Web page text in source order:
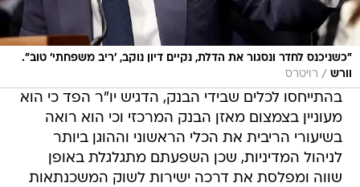
"כשניכנס לחדר ונסגור את הדלת, נקיים דיון נוקב, 'ריב משפחתי' טוב".
וורש / רויטרס
בהתייחסו לכלים שבידי הבנק, הדגיש יו"ר הפד כי הוא
מעוניין בצמצום מאזן הבנק המרכזי וכי הוא רואה
בשיעורי הריבית את הכלי הראשוני וההוגן ביותר
לניהול המדיניות, שכן השפעתם מתגלגלת באופן
שווה ומפלסת את דרכה ישירות לשוק המשכנתאות